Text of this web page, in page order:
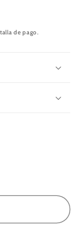
de pago.